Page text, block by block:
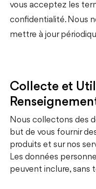
vous acceptez les
confidentialité. Nous
mettre à jour
Collecte et
Nous collectons des
but de vous fournir
produits et sur nos
Les données
peuvent inclure, sans